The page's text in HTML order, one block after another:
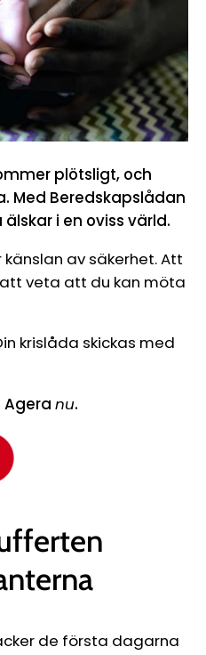
plötsligt, och
Med Beredskapslådan
i en oviss värld.
av säkerhet. Att
veta att du kan möta
krislåda skickas med
Agera nu.
de första dagarna